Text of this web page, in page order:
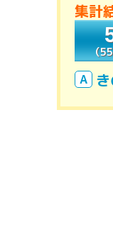
集計
（
（
A